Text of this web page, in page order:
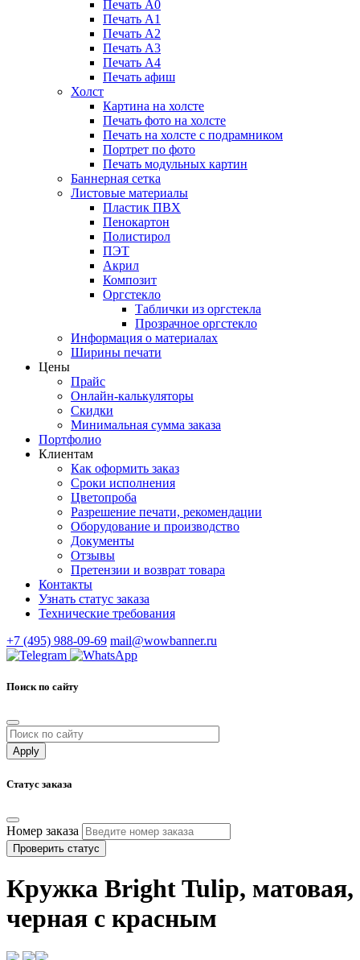
Печать А0
Печать А1
Печать А2
Печать А3
Печать А4
Печать афиш
Холст
Картина на холсте
Печать фото на холсте
Печать на холсте с подрамником
Портрет по фото
Печать модульных картин
Баннерная сетка
Листовые материалы
Пластик ПВХ
Пенокартон
Полистирол
ПЭТ
Акрил
Композит
Оргстекло
Таблички из оргстекла
Прозрачное оргстекло
Информация о материалах
Ширины печати
Цены
Прайс
Онлайн-калькуляторы
Скидки
Минимальная сумма заказа
Портфолио
Клиентам
Как оформить заказ
Сроки исполнения
Цветопроба
Разрешение печати, рекомендации
Оборудование и производство
Документы
Отзывы
Претензии и возврат товара
Контакты
Узнать статус заказа
Технические требования
+7 (495) 988-09-69 mail@wowbanner.ru
Поиск по сайту
Статус заказа
Номер заказа
Проверить статус
Кружка Bright Tulip, матовая,
черная с красным